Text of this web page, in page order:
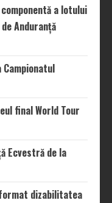
a lotului
Anduranță
final World Tour
Ecvestră de la
dizabilitatea